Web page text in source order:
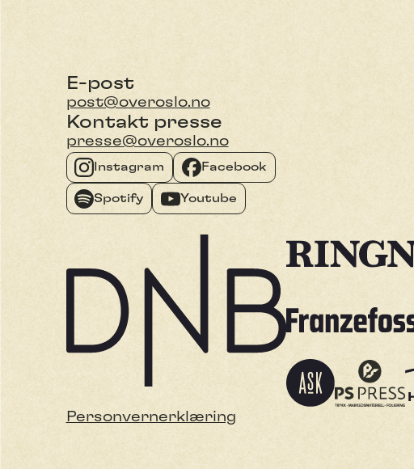
E-post
post@overoslo.no
Kontakt presse
presse@overoslo.no
Instagram Facebook
Spotify Youtube
Personvernerklæring